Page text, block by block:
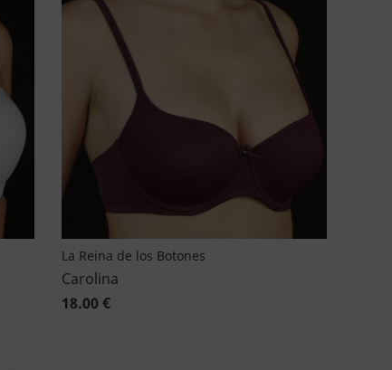
La Reina de los Botones
Carolina
18.00 €